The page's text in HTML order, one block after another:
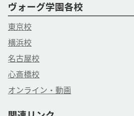
ヴォーグ学園各校
東京校
横浜校
名古屋校
心斎橋校
オンライン・動画